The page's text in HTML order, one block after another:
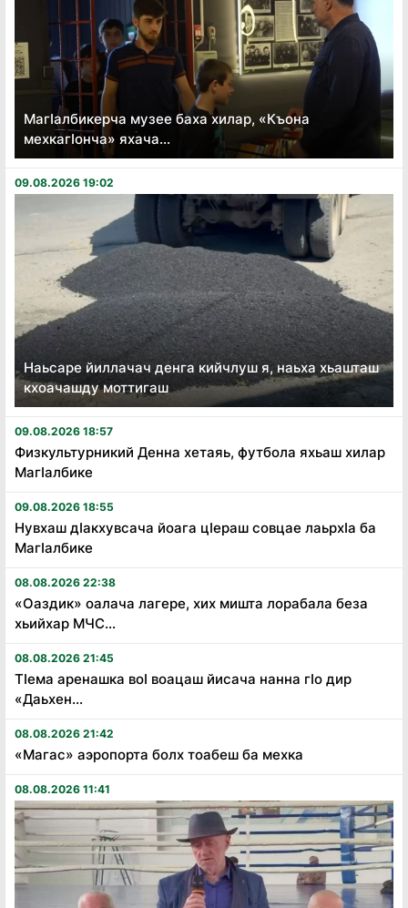
Магӏалбикерча музее баха хилар, «Къона
мехкагӏонча» яхача...
09.08.2026 19:02
Наьсаре йиллачач денга кийчлуш я, наьха хьашташ
кхоачашду моттигаш
09.08.2026 18:57
Физкультурникий Денна хетаяь, футбола яхьаш хилар
Магӏалбике
09.08.2026 18:55
Нувхаш дӏакхувсача йоага цӏераш совцае лаьрхӏа ба
Магӏалбике
08.08.2026 22:38
«Оаздик» оалача лагере, хих мишта лорабала беза
хьийхар МЧС...
08.08.2026 21:45
Тӏема аренашка воӏ воацаш йисача нанна гӏо дир
«Даьхен...
08.08.2026 21:42
«Магас» аэропорта болх тоабеш ба мехка
08.08.2026 11:41